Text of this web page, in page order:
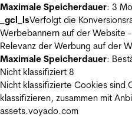
Maximale Speicherdauer: 3
_gcl_lsVerfolgt die
Werbebannern auf der Website
Relevanz der Werbung auf der
Maximale Speicherdauer:
Nicht klassifiziert 8
Nicht klassifizierte Cookies sind
klassifizieren, zusammen mit
assets.voyado.com